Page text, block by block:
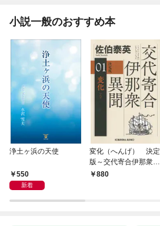
小説一般のおすすめ本
浄土ヶ浜の天使
550
新着
変化（へんげ） 決定
版～交代寄合伊那衆異
聞（1）～
880